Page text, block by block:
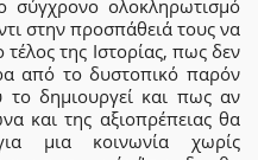
σύγχρονο ολοκληρωτισμό
στην προσπάθειά τους να
τέλος της Ιστορίας, πως δεν
από το δυστοπικό παρόν
το δημιουργεί και πως αν
και της αξιοπρέπειας θα
μια κοινωνία χωρίς